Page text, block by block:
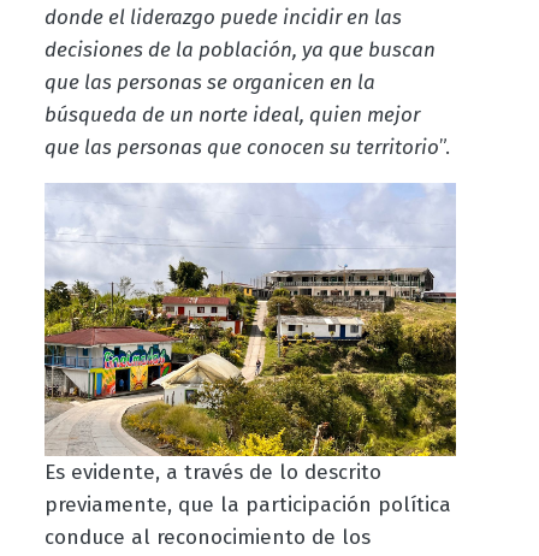
donde el liderazgo puede incidir en las
decisiones de la población, ya que buscan
que las personas se organicen en la
búsqueda de un norte ideal, quien mejor
que las personas que conocen su territorio”.
Es evidente, a través de lo descrito
previamente, que la participación política
conduce al reconocimiento de los